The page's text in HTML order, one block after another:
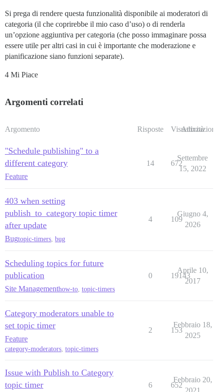
Si prega di rendere questa funzionalità disponibile ai moderatori di
categoria (il che coprirebbe il mio caso d’uso) o di renderla
un’opzione aggiuntiva per categoria (che posso immaginare possa
essere utile per altri casi in cui è importante che moderazione e
pianificazione siano funzioni separate).
4 Mi Piace
Argomenti correlati
Argomento Risposte Visualizzazioni
Attività
"Schedule publishing" to a
different category
Feature
14 672
Settembre
15, 2022
403 when setting
publish_to_category topic timer
after update
Bugtopic-timers bug
4 109
Giugno 4,
2026
Scheduling topics for future
publication
Site Managementhow-to topic-timers
0 19143
Aprile 10,
2017
Category moderators unable to
set topic timer
Feature
category-moderators, topic-timers
2 153
Febbraio 18,
2025
Issue with Publish to Category
topic timer
6 652
Febbraio 20,
2021